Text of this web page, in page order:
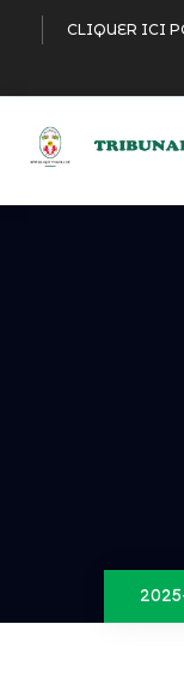
CLIQUER ICI